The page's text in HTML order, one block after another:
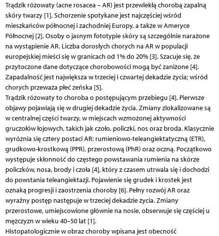
Trądzik różowaty (acne rosacea – AR) jest przewlekłą chorobą zapalną
skóry twarzy [1]. Schorzenie spotykane jest najczęściej wśród
mieszkańców północnej i zachodniej Europy, a także w Ameryce
Północnej [2]. Osoby o jasnym fototypie skóry są szczególnie narażone
na wystąpienie AR. Liczba dorosłych chorych na AR w populacji
europejskiej mieści się w granicach od 1% do 20% [3]. Szacuje się, że
przytoczone dane dotyczące chorobowości mogą być zaniżone [4].
Zapadalność jest największa w trzeciej i czwartej dekadzie życia; wśród
chorych przeważa płeć żeńska [5].
Trądzik różowaty to choroba o postępującym przebiegu [4]. Pierwsze
objawy pojawiają się w drugiej dekadzie życia. Zmiany zlokalizowane są
w centralnej części twarzy, w miejscach wzmożonej aktywności
gruczołów łojowych, takich jak czoło, policzki, nos oraz broda. Klasycznie
wyróżnia się cztery postaci AR: rumieniowo-teleangiektatyczną (ETR),
grudkowo-krostkową (PPR), przerostową (PhR) oraz oczną. Początkowo
występuje skłonność do częstego powstawania rumienia na skórze
policzków, nosa, brody i czoła [4], który z czasem utrwala się i dochodzi
do powstania teleangiektazji. Pojawienie się grudek i krostek jest
oznaką progresji i zaostrzenia choroby [6]. Pełny rozwój AR oraz
wyraźny postęp następuje w trzeciej dekadzie życia. Zmiany
przerostowe, umiejscowione głównie na nosie, obserwuje się częściej u
mężczyzn w wieku 40–50 lat [1].
Histopatologicznie w obraz choroby wpisana jest obecność